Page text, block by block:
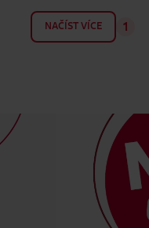
NAČÍST VÍCE 1